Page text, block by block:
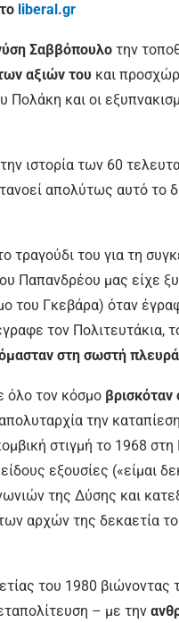
liberal.gr
Σαββόπουλο την
αξιών του και
Πολάκη και οι
ιστορία των 60
απολύτως αυτό το
τραγούδι του για τη
Παπανδρέου μας είχε
του Γκεβάρα) όταν
τον Πολιτευτάκια,
στη σωστή πλευρά
όλο τον κόσμο βρισκόταν
την
στιγμή το 1968
εξουσίες («είμαι
της Δύσης και
αρχών της δεκαετία
του 1980 βιώνοντας
– με την